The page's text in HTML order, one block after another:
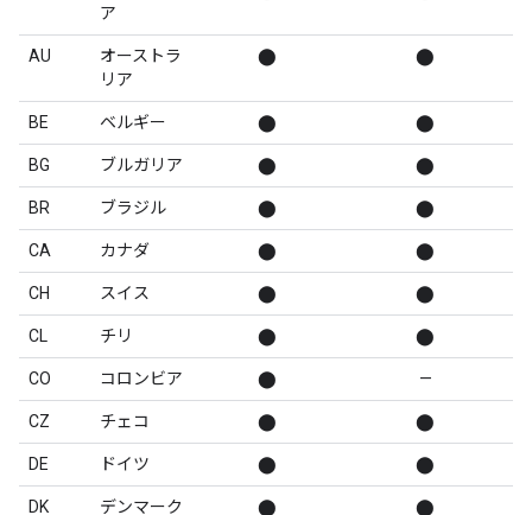
ア
AU
オーストラ
リア
⬤ ⬤
BE ベルギー ⬤ ⬤
BG ブルガリア ⬤ ⬤
BR ブラジル ⬤ ⬤
CA カナダ ⬤ ⬤
CH スイス ⬤ ⬤
CL チリ ⬤ ⬤
CO コロンビア ⬤ —
CZ チェコ ⬤ ⬤
DE ドイツ ⬤ ⬤
DK デンマーク ⬤ ⬤